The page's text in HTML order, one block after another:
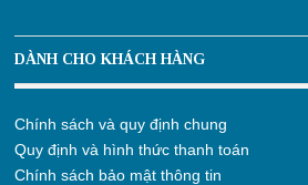
DÀNH CHO KHÁCH HÀNG
Chính sách và quy định chung
Quy định và hình thức thanh toán
Chính sách bảo mật thông tin